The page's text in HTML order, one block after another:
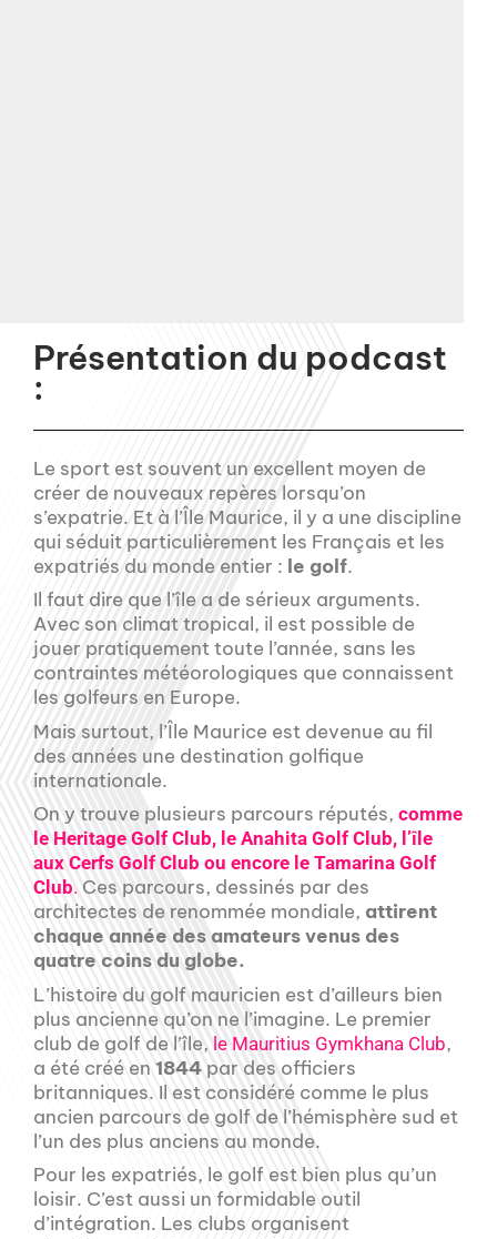
Présentation du podcast
:
Le sport est souvent un excellent moyen de
créer de nouveaux repères lorsqu’on
s’expatrie. Et à l’Île Maurice, il y a une discipline
qui séduit particulièrement les Français et les
expatriés du monde entier : le golf.
Il faut dire que l’île a de sérieux arguments.
Avec son climat tropical, il est possible de
jouer pratiquement toute l’année, sans les
contraintes météorologiques que connaissent
les golfeurs en Europe.
Mais surtout, l’Île Maurice est devenue au fil
des années une destination golfique
internationale.
On y trouve plusieurs parcours réputés, comme
le Heritage Golf Club, le Anahita Golf Club, l’île
aux Cerfs Golf Club ou encore le Tamarina Golf
Club. Ces parcours, dessinés par des
architectes de renommée mondiale, attirent
chaque année des amateurs venus des
quatre coins du globe.
L’histoire du golf mauricien est d’ailleurs bien
plus ancienne qu’on ne l’imagine. Le premier
club de golf de l’île, le Mauritius Gymkhana Club,
a été créé en 1844 par des officiers
britanniques. Il est considéré comme le plus
ancien parcours de golf de l’hémisphère sud et
l’un des plus anciens au monde.
Pour les expatriés, le golf est bien plus qu’un
loisir. C’est aussi un formidable outil
d’intégration. Les clubs organisent